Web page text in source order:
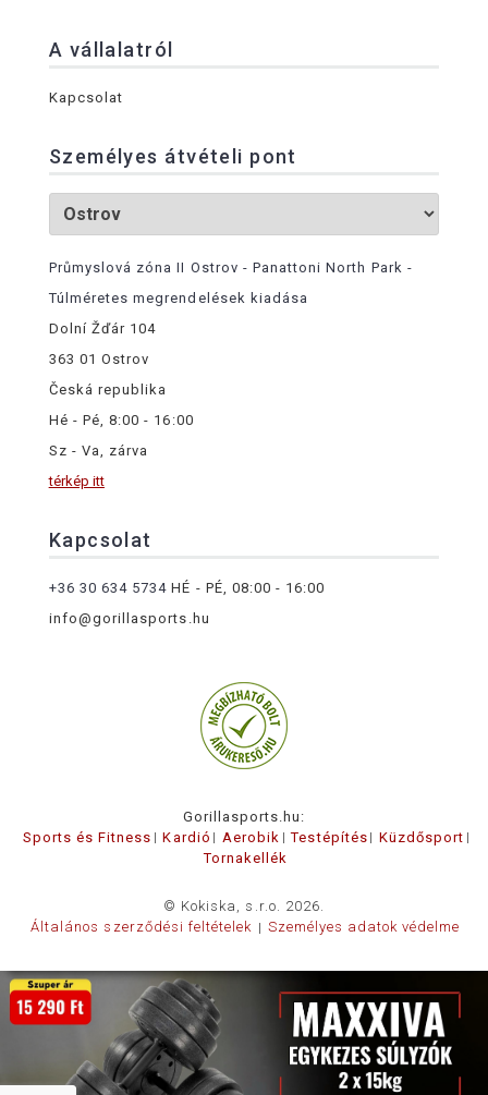
A vállalatról
Kapcsolat
Személyes átvételi pont
Průmyslová zóna II Ostrov - Panattoni North Park -
Túlméretes megrendelések kiadása
Dolní Žďár 104
363 01 Ostrov
Česká republika
Hé - Pé, 8:00 - 16:00
Sz - Va, zárva
térkép itt
Kapcsolat
+36 30 634 5734 HÉ - PÉ, 08:00 - 16:00
info@gorillasports.hu
Gorillasports.hu:
Sports és Fitness
Kardió Aerobik Testépítés
Küzdősport
Tornakellék
© Kokiska, s.r.o. 2026.
Általános szerződési feltételek
Személyes adatok védelme